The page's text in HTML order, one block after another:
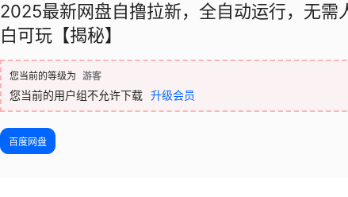
2025最新网盘自撸拉新，全自动运行，无需
白可玩【揭秘】
您当前的等级为 游客
您当前的用户组不允许下载 升级会员
百度网盘